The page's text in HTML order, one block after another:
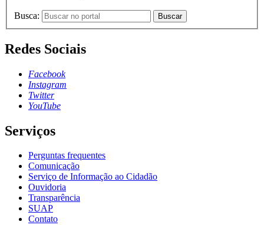
Busca: Buscar
Redes Sociais
Facebook
Instagram
Twitter
YouTube
Serviços
Perguntas frequentes
Comunicação
Serviço de Informação ao Cidadão
Ouvidoria
Transparência
SUAP
Contato